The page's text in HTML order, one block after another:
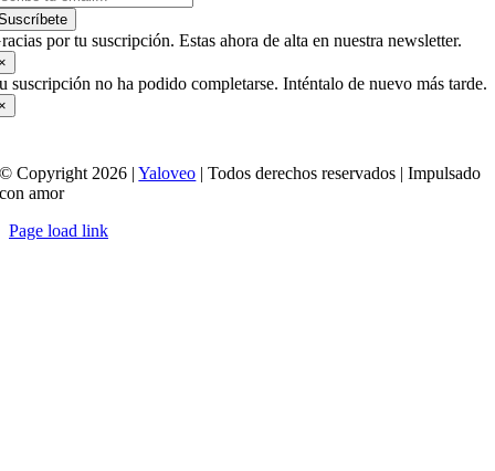
por tu suscripción. Estas ahora de alta en nuestra newsletter.
suscripción no ha podido completarse. Inténtalo de nuevo más tarde.
© Copyright 2026 |Yaloveo | Todos derechos reservados | Impulsado
con amor
Page load link